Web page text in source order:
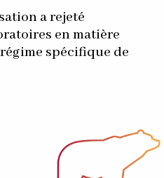
a rejeté
en matière
spécifique de